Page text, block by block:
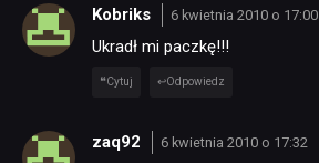
Kobriks 6 kwietnia 2010 o 17:00
Ukradł mi paczkę!!!
Cytuj Odpowiedz
zaq92 6 kwietnia 2010 o 17:32